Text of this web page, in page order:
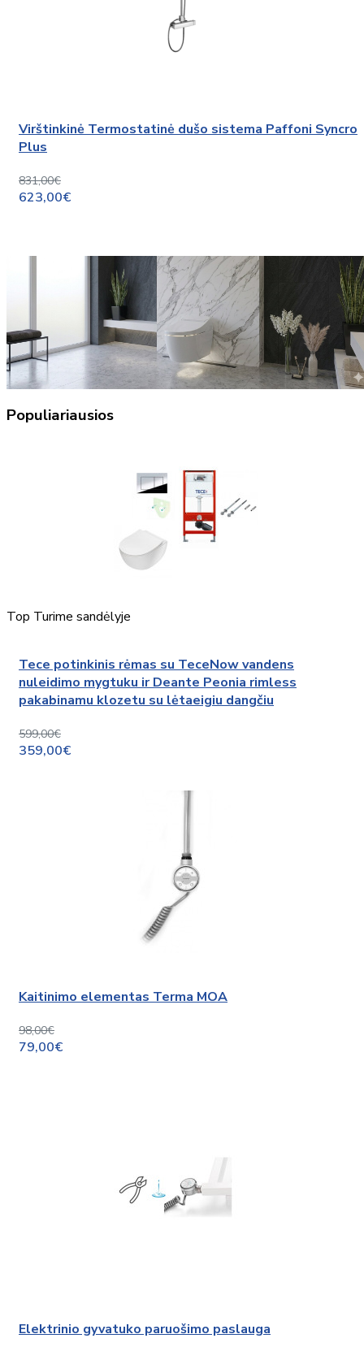
Virštinkinė Termostatinė dušo sistema Paffoni Syncro
Plus
831,00€
623,00€
Populiariausios
Top Turime sandėlyje
Tece potinkinis rėmas su TeceNow vandens
nuleidimo mygtuku ir Deante Peonia rimless
pakabinamu klozetu su lėtaeigiu dangčiu
599,00€
359,00€
Kaitinimo elementas Terma MOA
98,00€
79,00€
Elektrinio gyvatuko paruošimo paslauga